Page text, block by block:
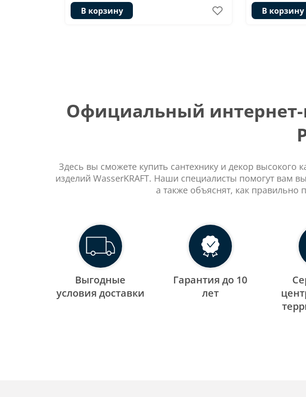
В корзину
В корзину
Официальный интернет-
Здесь вы сможете купить сантехнику и декор
изделий WasserKRAFT. Наши специалисты помогут вам
а также объяснят, как правильно
Выгодные
уcловия доставки
Гарантия до 10
лет